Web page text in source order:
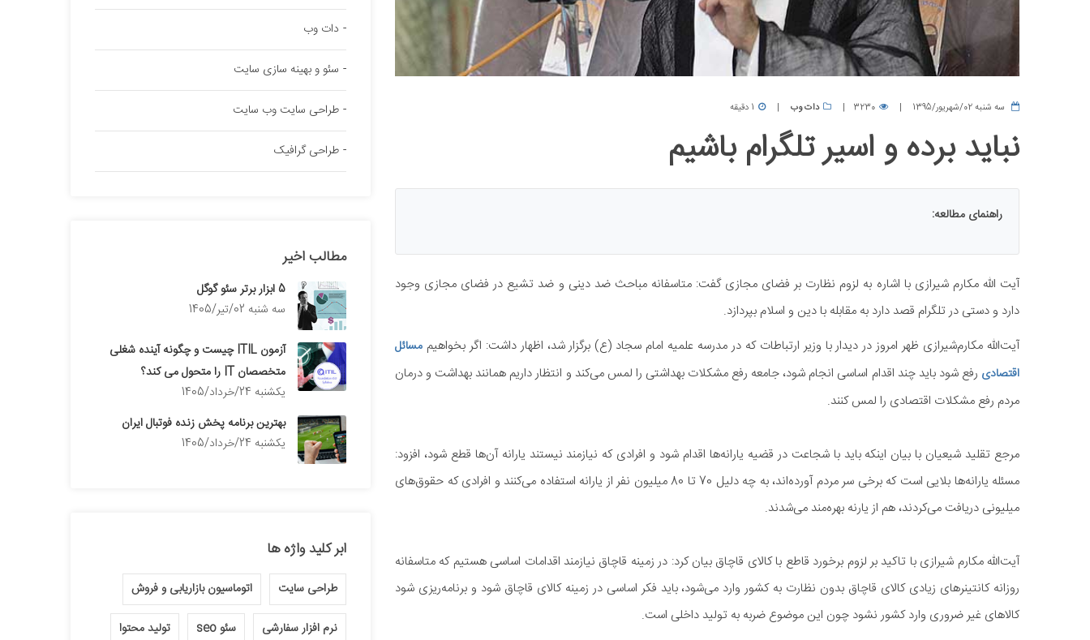
سه شنبه 02/شهریور/1395 3230 دات وب 1 دقیقه
نباید برده و اسیر تلگرام باشیم
راهنمای مطالعه:
آیت الله مکارم شیرازی با اشاره به لزوم نظارت بر فضای مجازی گفت: متاسفانه مباحث ضد دینی و ضد تشیع در فضای مجازی وجود
دارد و دستی در تلگرام قصد دارد به مقابله با دین و اسلام بپردازد.
آیت‌الله مکارم‌شیرازی ظهر امروز در دیدار با وزیر ارتباطات که در مدرسه علمیه امام سجاد (ع) برگزار شد، اظهار داشت: اگر بخواهیم مسائل
اقتصادی رفع شود باید چند اقدام اساسی انجام شود، جامعه رفع مشکلات بهداشتی را لمس می‌کند و انتظار داریم همانند بهداشت و درمان
مردم رفع مشکلات اقتصادی را لمس کنند.
مرجع تقلید شیعیان با بیان اینکه باید با شجاعت در قضیه یارانه‌ها اقدام شود و افرادی که نیازمند نیستند یارانه آن‌ها قطع شود، افزود:
مسئله یارانه‌ها بلایی است که برخی سر مردم آورده‌اند، به چه دلیل 70 تا 80 میلیون نفر از یارانه استفاده می‌کنند و افرادی که حقوق‌های
میلیونی دریافت می‌کردند، هم از یارنه بهره‌مند می‌شدند.
آیت‌الله مکارم شیرازی با تاکید بر لزوم برخورد قاطع با کالای قاچاق بیان کرد: در زمینه قاچاق نیازمند اقدامات اساسی هستیم که متاسفانه
روزانه کانتینرهای زیادی کالای قاچاق بدون نظارت به کشور وارد می‌شود، باید فکر اساسی در زمینه کالای قاچاق شود و برنامه‌ریزی شود
کالاهای غیر ضروری وارد کشور نشود چون این موضوع ضربه به تولید داخلی است.
دات وب
سئو و بهینه سازی سایت
طراحی سایت وب سایت
طراحی گرافیک
مطالب اخیر
5 ابزار برتر سئو گوگل
سه شنبه 02/تیر/1405
آزمون ITIL چیست و چگونه آینده شغلی
متخصصان IT را متحول می کند؟
يكشنبه 24/خرداد/1405
بهترین برنامه پخش زنده فوتبال ایران
يكشنبه 24/خرداد/1405
ابر کلید واژه ها
طراحی سایت اتوماسیون بازاریابی و فروش
نرم افزار سفارشی سئو seo تولید محتوا